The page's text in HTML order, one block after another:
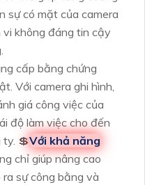
sự có mặt của camera
không đáng tin cậy
cấp bằng chứng
Với camera ghi hình,
giá công việc của
độ làm việc cho đến
💲Với khả năng
chỉ giúp nâng cao
sự công bằng và